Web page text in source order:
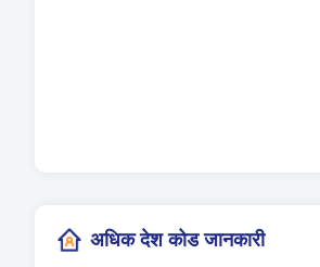
अधिक देश कोड जानकारी